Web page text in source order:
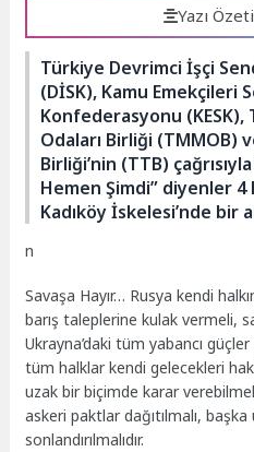
Yazı
Türkiye Devrimci İşçi
(DİSK), Kamu Emekçileri
Konfederasyonu
Odaları Birliği (TMMOB)
Birliği’nin (TTB)
Hemen Şimdi” diyenler
Kadıköy İskelesi’nde bir
n
Savaşa Hayır… Rusya kendi
barış taleplerine kulak vermeli,
Ukrayna’daki tüm yabancı
tüm halklar kendi gelecekleri
uzak bir biçimde karar
askeri paktlar dağıtılmalı,
sonlandırılmalıdır.